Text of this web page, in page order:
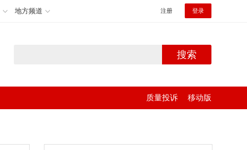
地方频道 注册 登录
搜索
质量投诉 移动版